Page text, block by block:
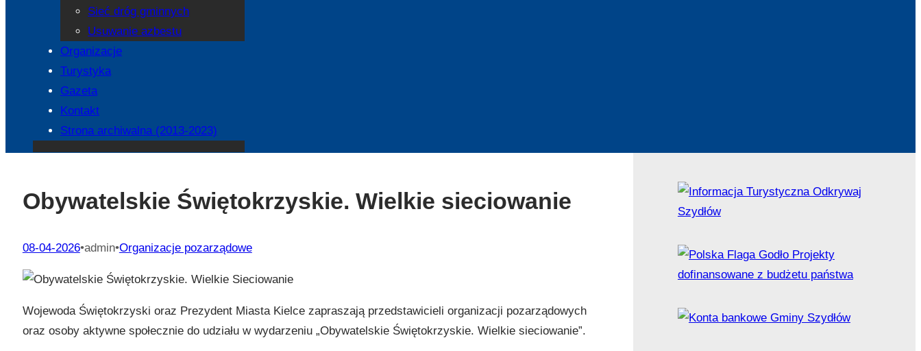
Sieć dróg gminnych
Usuwanie azbestu
Organizacje
Turystyka
Gazeta
Kontakt
Strona archiwalna (2013-2023)
Obywatelskie Świętokrzyskie. Wielkie sieciowanie
08-04-2026•admin•Organizacje pozarządowe
Wojewoda Świętokrzyski oraz Prezydent Miasta Kielce zapraszają przedstawicieli organizacji pozarządowych
oraz osoby aktywne społecznie do udziału w wydarzeniu „Obywatelskie Świętokrzyskie. Wielkie sieciowanie”.